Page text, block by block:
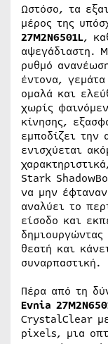
Ωστόσο, τα
μέρος της
27M2N6501L,
αψεγάδιαστη.
ρυθμό
έντονα,
ομαλά και
χωρίς
κίνησης,
εμποδίζει την
ενισχύεται
Stark
να μην
αναλύει το
είσοδο και
θεατή και
συναρπαστική.
Πέρα από τη
Evnia
CrystalClear
pixels, μια